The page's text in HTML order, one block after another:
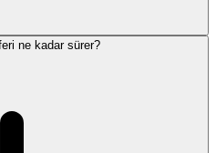
ne kadar sürer?